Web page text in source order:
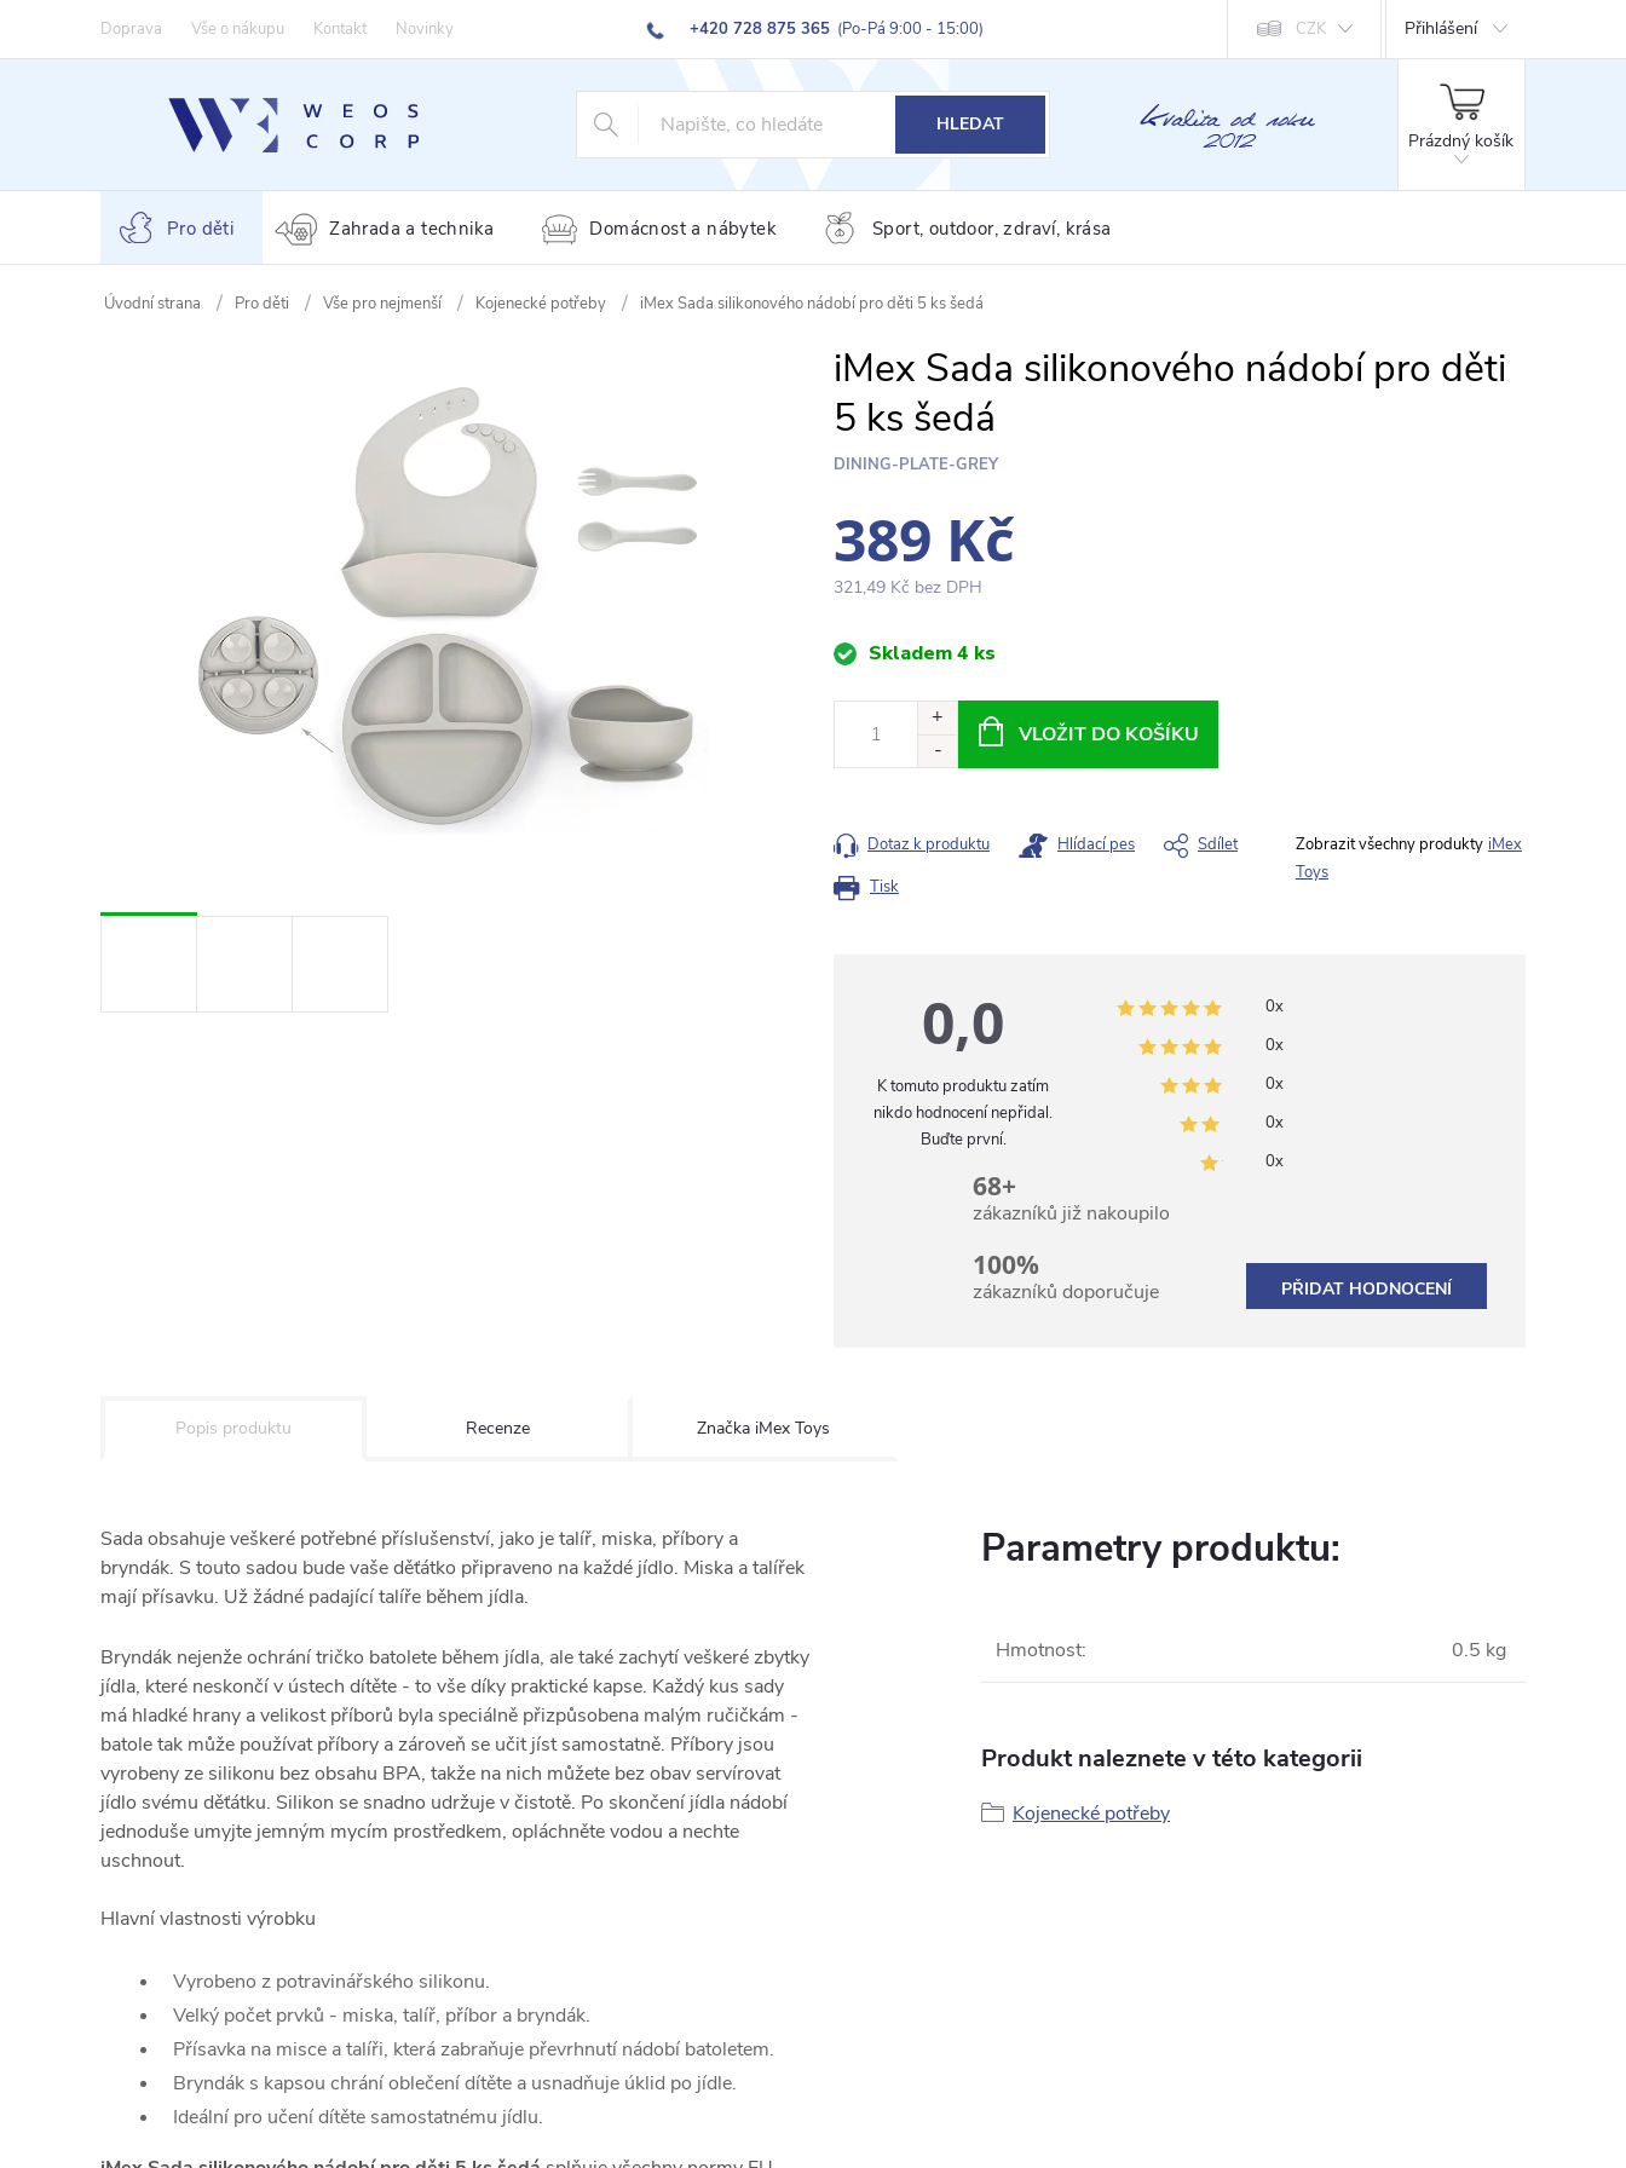
+420 728 875 365 (Po-Pá 9:00 - 15:00)
Doprava Vše o nákupu Kontakt Novinky CZK Přihlášení
HLEDAT
NÁKUPNÍ
Prázdný košík
Pro děti Zahrada a technika Domácnost a nábytek Sport, outdoor, zdraví, krása
Pro děti Vše pro nejmenší Kojenecké potřeby iMex Sada silikonového nádobí pro děti 5 ks šedá
iMex Sada silikonového nádobí pro děti
5 ks šedá
DINING-PLATE-GREY
389 Kč
321,49 Kč bez DPH
MěrnáSkladem4 ks
VLOŽIT DO KOŠÍKU
Tisk
Dotaz k produktu Hlídací pes Sdílet
iMex
Toys
0,0
K tomuto produktu zatím
nikdo hodnocení nepřidal.
Buďte první.
0x
0x
0x
0x
0x
68+
zákazníků již nakoupilo
100%
zákazníků doporučuje PŘIDAT HODNOCENÍ
Popis produktu Recenze Značka iMex Toys
Sada obsahuje veškeré potřebné příslušenství, jako je talíř, miska, příbory a
bryndák. S touto sadou bude vaše děťátko připraveno na každé jídlo. Miska a talířek
mají přísavku. Už žádné padající talíře během jídla.
Bryndák nejenže ochrání tričko batolete během jídla, ale také zachytí veškeré zbytky
jídla, které neskončí v ústech dítěte - to vše díky praktické kapse. Každý kus sady
má hladké hrany a velikost příborů byla speciálně přizpůsobena malým ručičkám -
batole tak může používat příbory a zároveň se učit jíst samostatně. Příbory jsou
vyrobeny ze silikonu bez obsahu BPA, takže na nich můžete bez obav servírovat
jídlo svému děťátku. Silikon se snadno udržuje v čistotě. Po skončení jídla nádobí
jednoduše umyjte jemným mycím prostředkem, opláchněte vodou a nechte
uschnout.
Hlavní vlastnosti výrobku
Vyrobeno z potravinářského silikonu.
Velký počet prvků - miska, talíř, příbor a bryndák.
Přísavka na misce a talíři, která zabraňuje převrhnutí nádobí batoletem.
Bryndák s kapsou chrání oblečení dítěte a usnadňuje úklid po jídle.
Ideální pro učení dítěte samostatnému jídlu.
Parametry produktu:
Hmotnost: 0.5 kg
Produkt naleznete v této kategorii
Kojenecké potřeby